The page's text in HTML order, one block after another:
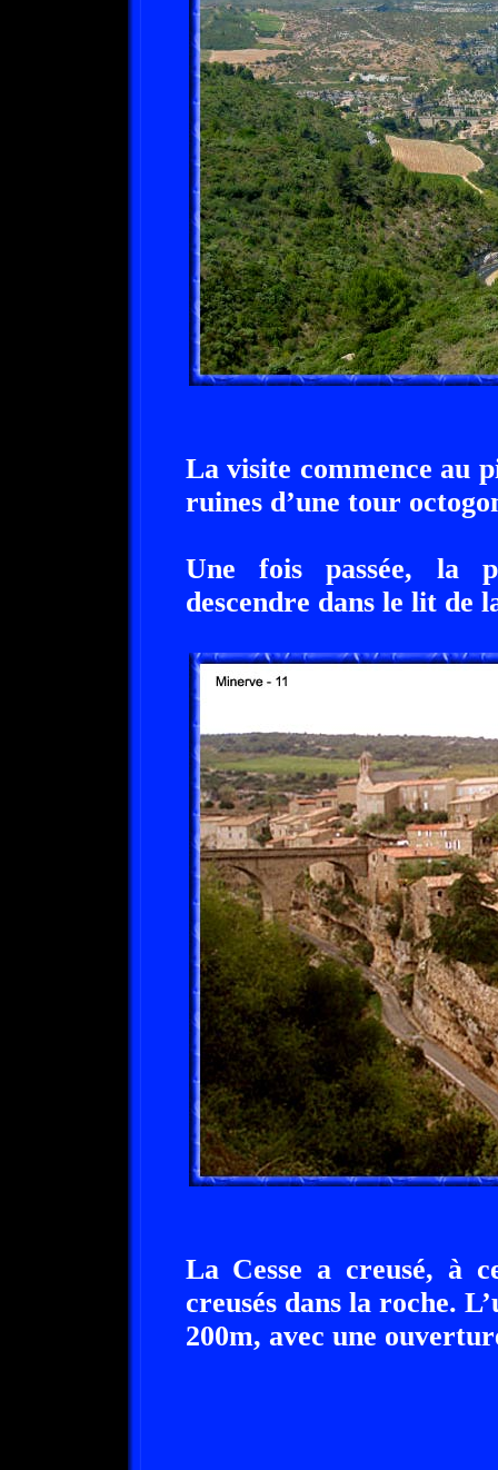
La visite commence au
ruines d’une tour
Une fois passée, la
descendre dans le lit de
La Cesse a creusé, à
creusés dans la roche.
200m, avec une